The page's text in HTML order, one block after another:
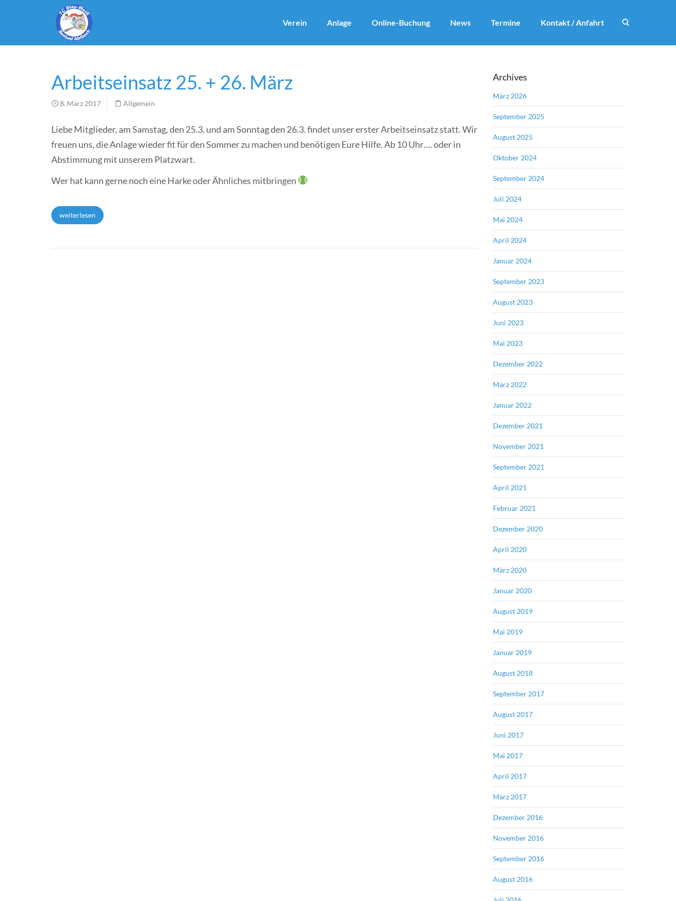
Verein Anlage Online-Buchung News Termine Kontakt / Anfahrt
Arbeitseinsatz 25. + 26. März
8. März 2017 Allgemein
Liebe Mitglieder, am Samstag, den 25.3. und am Sonntag den 26.3. findet unser erster Arbeitseinsatz statt. Wir
freuen uns, die Anlage wieder fit für den Sommer zu machen und benötigen Eure Hilfe. Ab 10 Uhr…. oder in
Abstimmung mit unserem Platzwart.
Wer hat kann gerne noch eine Harke oder Ähnliches mitbringen
weiterlesen
Archives
März 2026
September 2025
August 2025
Oktober 2024
September 2024
Juli 2024
Mai 2024
April 2024
Januar 2024
September 2023
August 2023
Juni 2023
Mai 2023
Dezember 2022
März 2022
Januar 2022
Dezember 2021
November 2021
September 2021
April 2021
Februar 2021
Dezember 2020
April 2020
März 2020
Januar 2020
August 2019
Mai 2019
Januar 2019
August 2018
September 2017
August 2017
Juni 2017
Mai 2017
April 2017
März 2017
Dezember 2016
November 2016
September 2016
August 2016